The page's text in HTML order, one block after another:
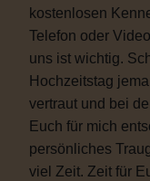
kostenlosen
Telefon oder
uns ist wichtig.
Hochzeitstag
vertraut und bei
Euch für mich
persönliches
viel Zeit. Zeit für